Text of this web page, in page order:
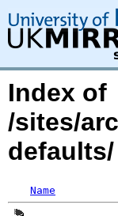
Index of
/sites/
defaults/
Name